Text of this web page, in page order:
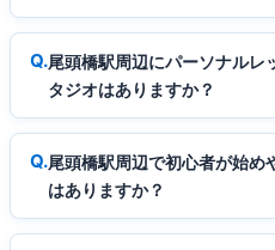
尾頭橋駅周辺にパーソナルレ
タジオはありますか？
尾頭橋駅周辺で初心者が始め
はありますか？